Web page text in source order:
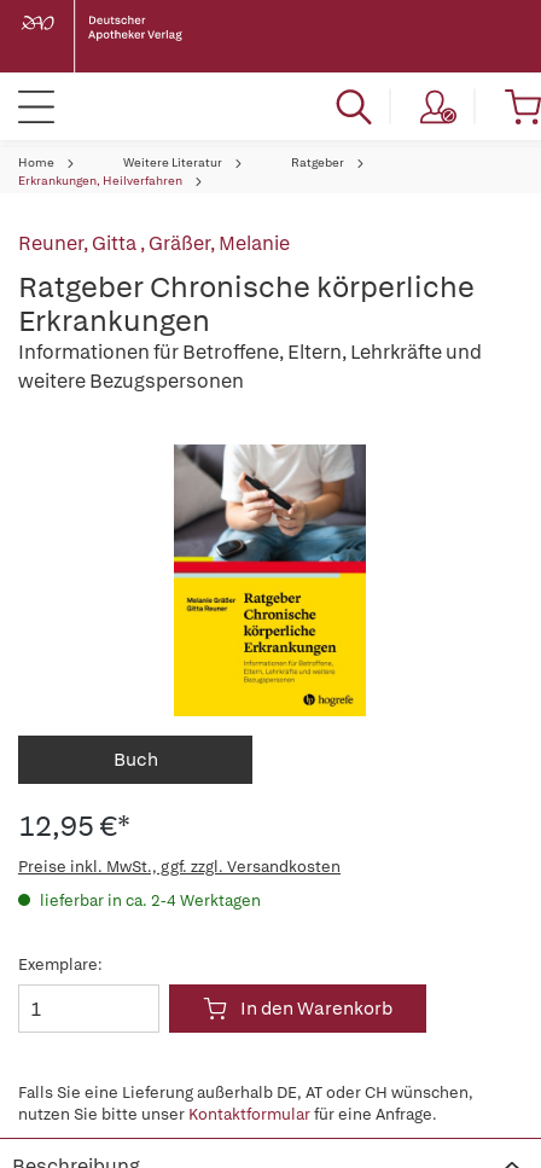
Home Weitere Literatur
Ratgeber
Erkrankungen, Heilverfahren
Reuner, Gitta,Gräßer, Melanie
Ratgeber Chronische körperliche
Erkrankungen
Informationen für Betroffene, Eltern, Lehrkräfte und
weitere Bezugspersonen
Buch
12,95 €*
Preise inkl. MwSt., ggf. zzgl. Versandkosten
lieferbar in ca. 2-4 Werktagen
Exemplare:
In den Warenkorb
Falls Sie eine Lieferung außerhalb DE, AT oder CH wünschen,
nutzen Sie bitte unser Kontaktformularfür eine Anfrage.